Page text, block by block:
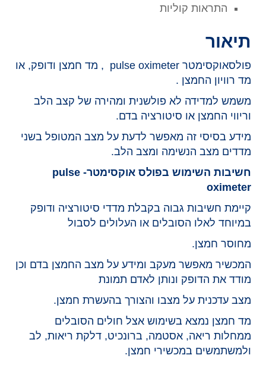
התראות קוליות
תיאור
פולסאוקסימטר pulse oximeter , מד חמצן ודופק, או
מד רוויון החמצן .
משמש למדידה לא פולשנית ומהירה של קצב הלב
וריווי החמצן או סיטורציה בדם.
מידע בסיסי זה מאפשר לדעת על מצב המטופל בשני
מדדים מצב הנשימה ומצב הלב.
חשיבות השימוש בפולס אוקסימטר- pulse
oximeter
קיימת חשיבות גבוה בקבלת מדדי סיטורציה ודופק
במיוחד לאלו הסובלים או העלולים לסבול
מחוסר חמצן.
המכשיר מאפשר מעקב ומידע על מצב החמצן בדם וכן
מודד את הדופק ונותן לאדם תמונת
מצב עדכנית על מצבו והצורך בהעשרת חמצן.
מד חמצן נמצא בשימוש אצל חולים הסובלים
ממחלות ריאה, אסטמה, ברונכיט, דלקת ריאות, לב
ולמשתמשים במכשירי חמצן.